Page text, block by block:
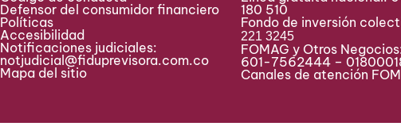
Defensor del consumidor financiero
Políticas
Accesibilidad
Notificaciones judiciales:
notjudicial@fiduprevisora.com.co
Mapa del sitio
180 510
Fondo de inversión
221 3245
FOMAG y Otros
601-7562444 –
Canales de atención